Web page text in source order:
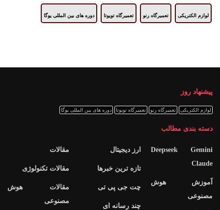
لوازم الکتریکی تعمیرگاه رنو تعمیرگاه تویوتا دوره های بین المللی یوگا
پیشنهاد روز
لوازم الکتریکی تعمیرگاه رنو تعمیرگاه تویوتا دوره های بین المللی یوگا
دسته بندی مطالب
Deepseek Gemini
Claude
آموزش هوش
مصنوعی
ارز دیجیتال
تازه ترین خبرها
چت جی پی تی
چند رسانه ای
مقالات
مقالات تکنولوژی
مقالات هوش
مصنوعی